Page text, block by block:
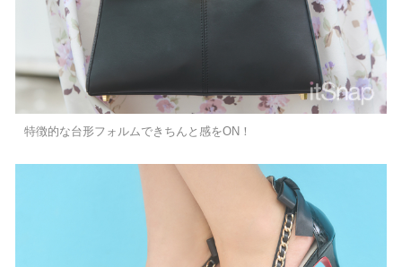
特徴的な台形フォルムできちんと感をON！